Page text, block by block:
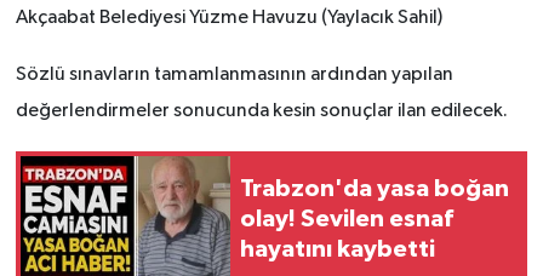
Akçaabat Belediyesi Yüzme Havuzu (Yaylacık Sahil)
Sözlü sınavların tamamlanmasının ardından yapılan
değerlendirmeler sonucunda kesin sonuçlar ilan edilecek.
Trabzon'da yasa boğan
olay! Sevilen esnaf
hayatını kaybetti